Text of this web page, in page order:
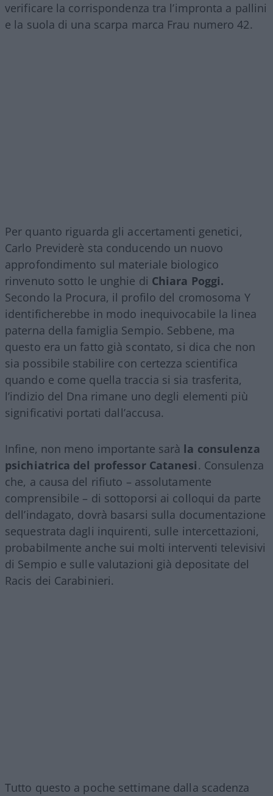
verificare la corrispondenza tra l’impronta a pallini
e la suola di una scarpa marca Frau numero 42.
Per quanto riguarda gli accertamenti genetici,
Carlo Previderè sta conducendo un nuovo
approfondimento sul materiale biologico
rinvenuto sotto le unghie di Chiara Poggi.
Secondo la Procura, il profilo del cromosoma Y
identificherebbe in modo inequivocabile la linea
paterna della famiglia Sempio. Sebbene, ma
questo era un fatto già scontato, si dica che non
sia possibile stabilire con certezza scientifica
quando e come quella traccia si sia trasferita,
l’indizio del Dna rimane uno degli elementi più
significativi portati dall’accusa.
Infine, non meno importante sarà la consulenza
psichiatrica del professor Catanesi. Consulenza
che, a causa del rifiuto – assolutamente
comprensibile – di sottoporsi ai colloqui da parte
dell’indagato, dovrà basarsi sulla documentazione
sequestrata dagli inquirenti, sulle intercettazioni,
probabilmente anche sui molti interventi televisivi
di Sempio e sulle valutazioni già depositate del
Racis dei Carabinieri.
Tutto questo a poche settimane dalla scadenza